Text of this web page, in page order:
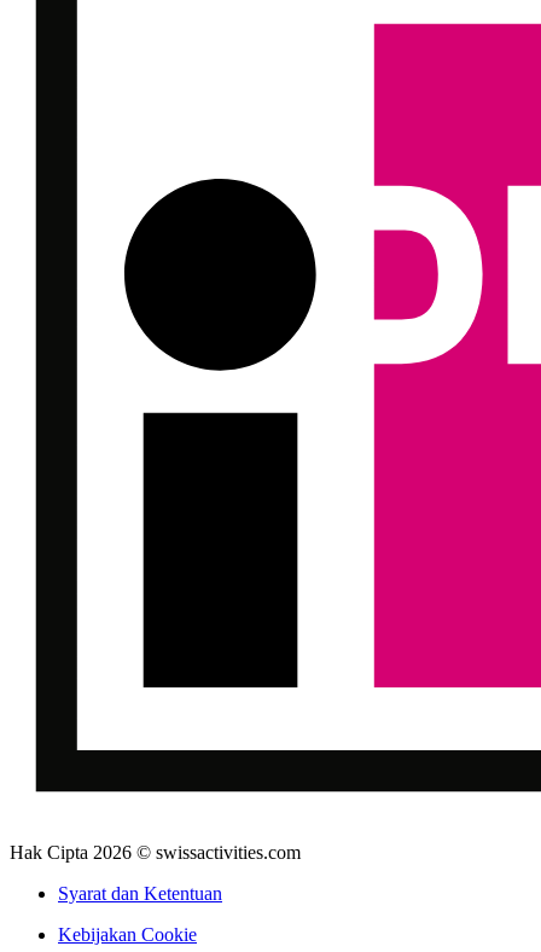
Hak Cipta 2026 © swissactivities.com
Syarat dan Ketentuan
Kebijakan Cookie